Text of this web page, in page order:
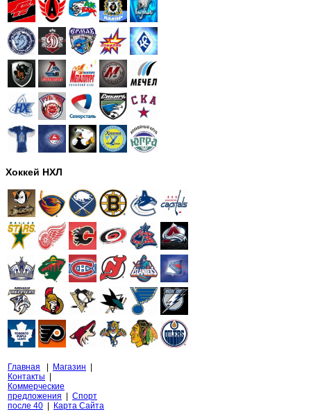
Хоккей НХЛ
Главная Магазин
Контакты
Коммерческие
предложения
Спорт
после 40
Карта Сайта